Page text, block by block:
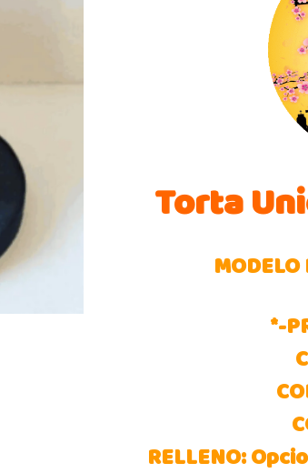
Torta
*-
RELLENO: